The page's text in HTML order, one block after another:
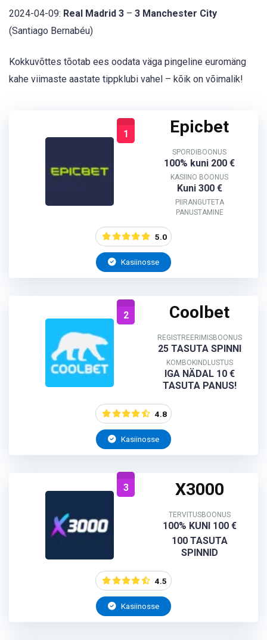
2024-04-09: Real Madrid 3 – 3 Manchester City
(Santiago Bernabéu)
Kokkuvõttes tõotab ees oodata väga pingeline euromäng
kahe viimaste aastate tippklubi vahel – kõik on võimalik!
1 Epicbet
SPORDIBOONUS
100% kuni 200 €
KASIINO BOONUS
Kuni 300 €
PIIRANGUTETA
PANUSTAMINE
5.0
Kasiinosse
2 Coolbet
REGISTREERIMISBOONUS
25 TASUTA SPINNI
KOMBOKINDLUSTUS
IGA NÄDAL 10 €
TASUTA PANUS!
4.8
Kasiinosse
3 X3000
TERVITUSBOONUS
100% KUNI 100 €
100 TASUTA
SPINNID
4.5
Kasiinosse